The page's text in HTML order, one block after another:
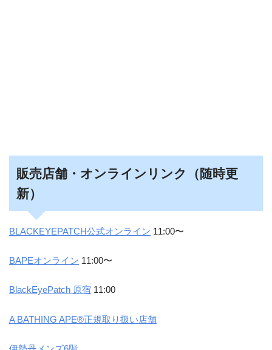
販売店舗・オンラインリンク（随時更
新）
BLACKEYEPATCH公式オンライン 11:00〜
BAPEオンライン 11:00〜
BlackEyePatch 原宿 11:00
A BATHING APE®正規取り扱い店舗